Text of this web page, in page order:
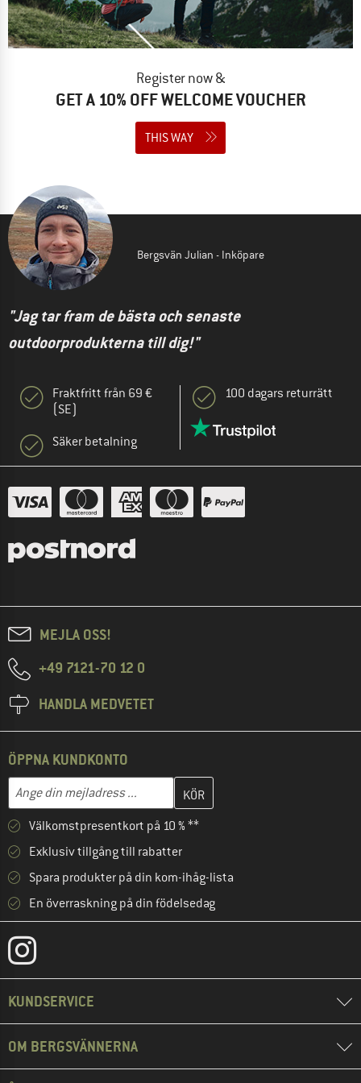
Register now &
GET A 10% OFF WELCOME VOUCHER
THIS WAY
Bergsvän Julian - Inköpare
"Jag tar fram de bästa och senaste
outdoorprodukterna till dig!"
Fraktfritt från 69 €
(SE)
Säker betalning
100 dagars returrätt
MEJLA OSS!
+49 7121-70 12 0
HANDLA MEDVETET
ÖPPNA KUNDKONTO
Mejladress
Skriv in din e-postadress här och skapa ditt kundkonto i nästa
Välkomstpresentkort på 10 % **
Exklusiv tillgång till rabatter
Spara produkter på din kom-ihåg-lista
En överraskning på din födelsedag
KUNDSERVICE
OM BERGSVÄNNERNA